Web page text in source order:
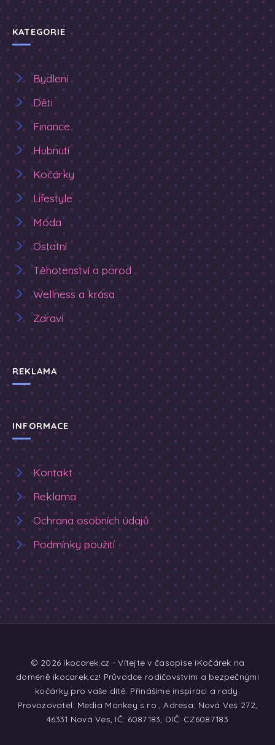
KATEGORIE
Bydlení
Děti
Finance
Hubnutí
Kočárky
Lifestyle
Móda
Ostatní
Těhotenství a porod
Wellness a krása
Zdraví
REKLAMA
INFORMACE
Kontakt
Reklama
Ochrana osobních údajů
Podmínky použití
© 2026 ikocarek.cz - Vítejte v časopise iKočárek na
doméně ikocarek.cz! Průvodce rodičovstvím a bezpečnými
kočárky pro vaše dítě. Přinášíme inspiraci a rady.
Provozovatel: Media Monkey s.r.o., Adresa: Nová Ves 272,
46331 Nová Ves, IČ: 6087183, DIČ: CZ6087183